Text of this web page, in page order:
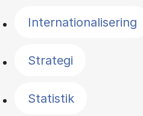
Internationalisering
Strategi
Statistik